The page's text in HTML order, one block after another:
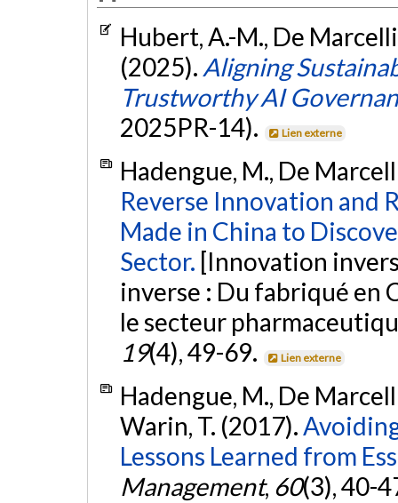
Hubert, A.-M., De
(2025). Aligning
Trustworthy AI
2025PR-14).
Lien externe
Hadengue, M., De
Reverse Innovation and
Made in China to
Sector. [Innovation
inverse : Du fabriqué en
le secteur
19(4), 49-69. Lien externe
Hadengue, M., De
Warin, T. (2017).
Lessons Learned from
Management, 60(3), 40-